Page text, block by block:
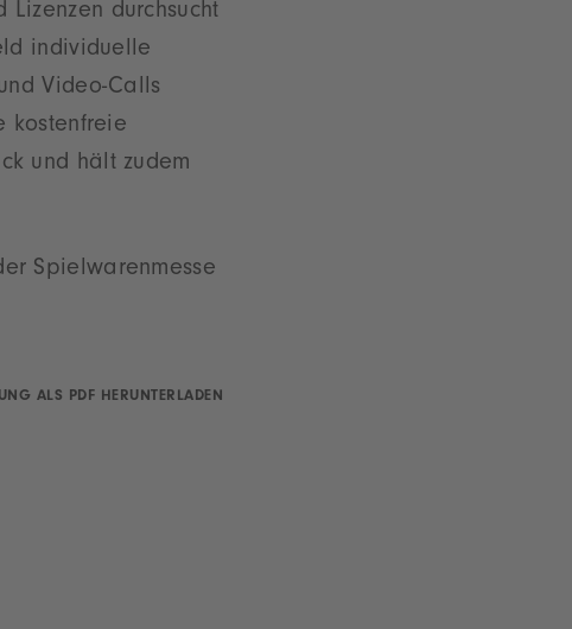
durchsucht
individuelle
Video-Calls
kostenfreie
und hält zudem
Spielwarenmesse
ALS PDF HERUNTERLADEN